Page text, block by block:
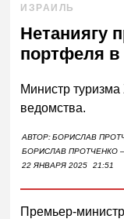
ИЗРАИЛЬ
Нетаниягу
портфеля в
Министр
ведомства.
АВТОР:БОРИСЛАВ
БОРИСЛАВ ПРОТЧЕНКО
22 ЯНВАРЯ 2025 21:51
Премьер-